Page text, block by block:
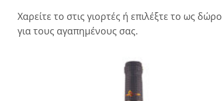
Χαρείτε το στις γιορτές ή επιλέξτε το ως δώρο
για τους αγαπημένους σας.